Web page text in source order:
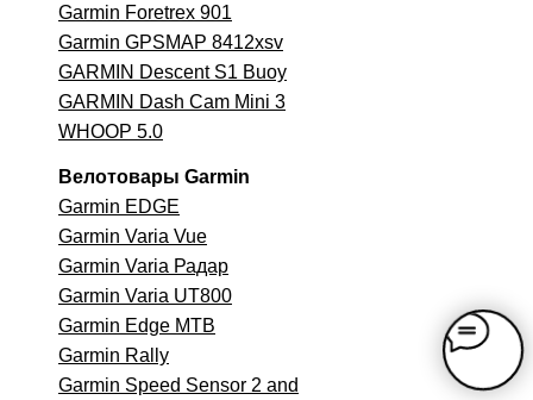
Garmin Foretrex 901
Garmin GPSMAP 8412xsv
GARMIN Descent S1 Buoy
GARMIN Dash Cam Mini 3
WHOOP 5.0
Велотовары Garmin
Garmin EDGE
Garmin Varia Vue
Garmin Varia Радар
Garmin Varia UT800
Garmin Edge MTB
Garmin Rally
Garmin Speed Sensor 2 and